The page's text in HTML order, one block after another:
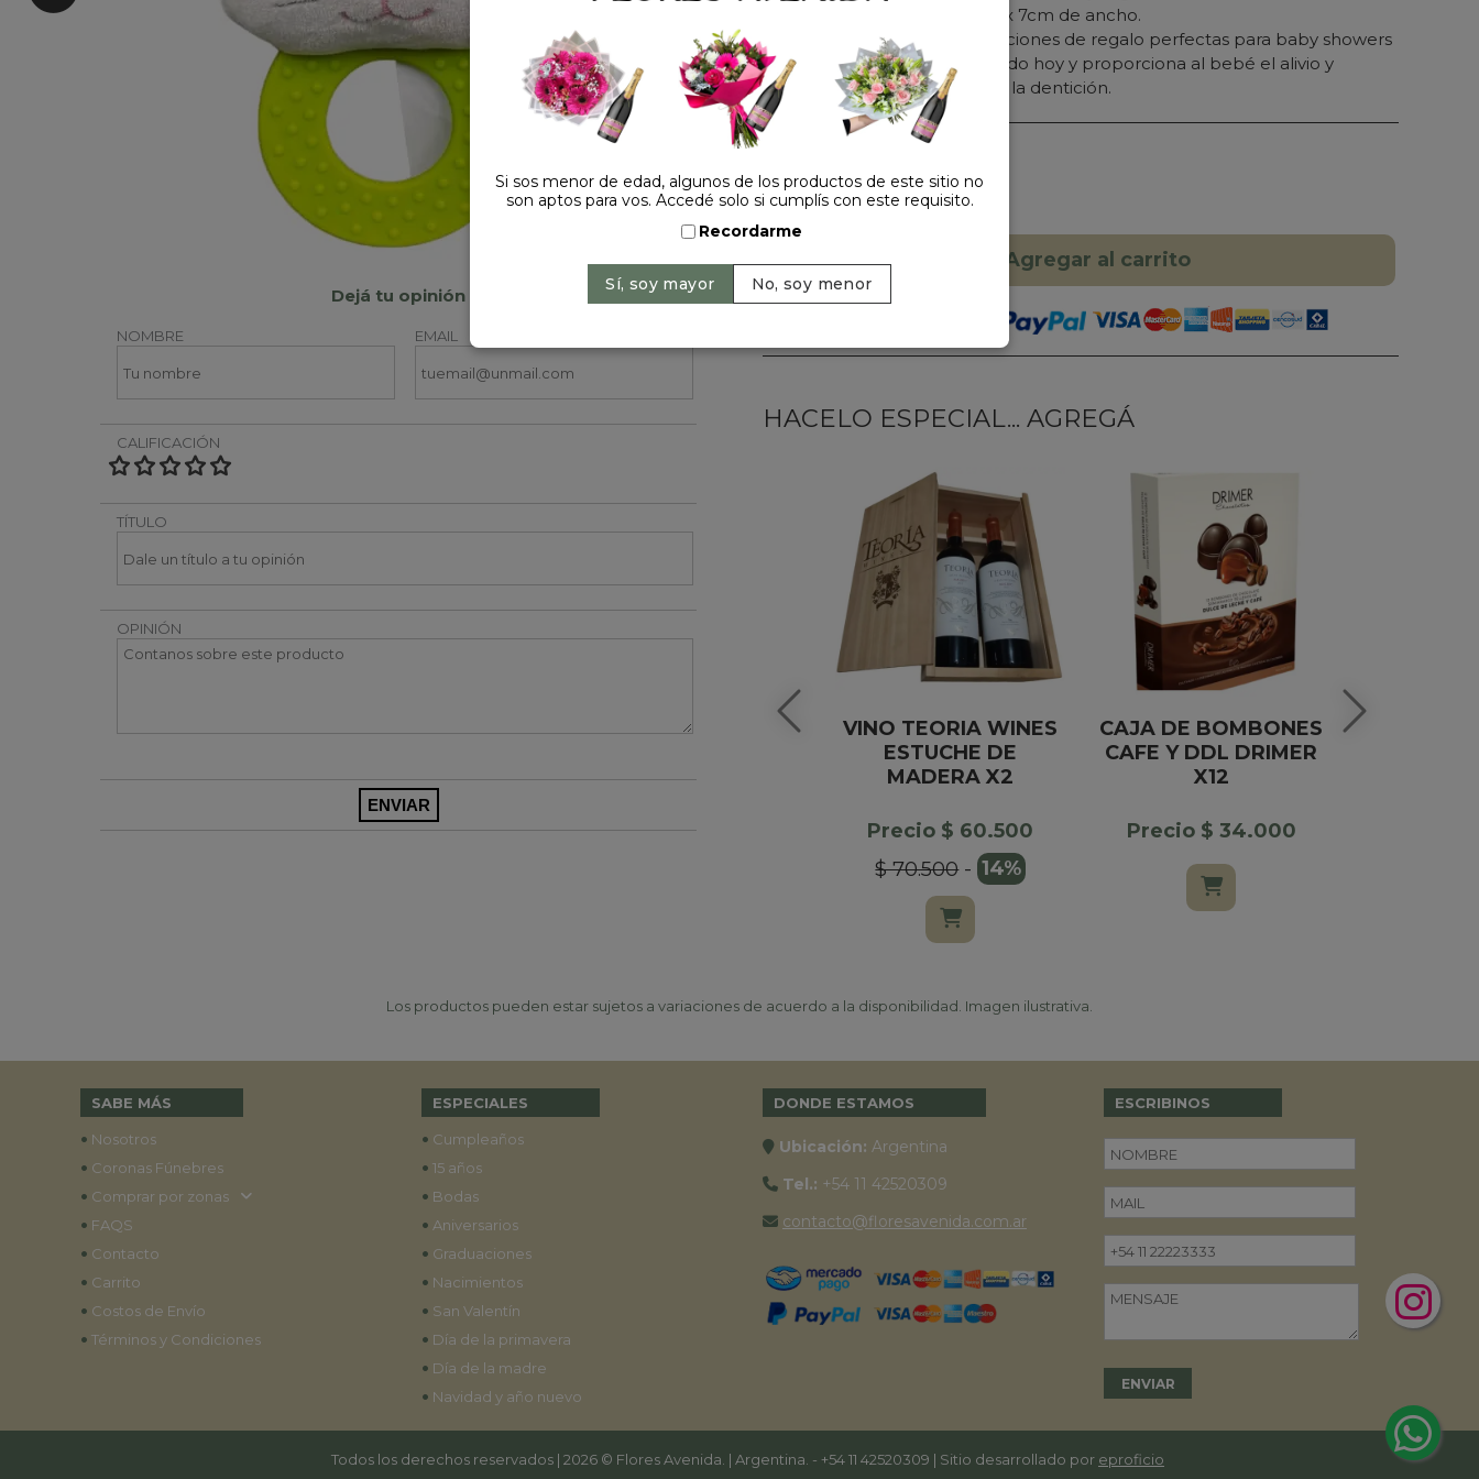
Dejá tu opinión
NOMBRE EMAIL
CALIFICACIÓN
TÍTULO
OPINIÓN
Medidas aprox. 12cm de alto x 7cm de ancho.
Ofrecemos envío rápido y opciones de regalo perfectas para baby showers
y nuevas mamás. Haz tu pedido hoy y proporciona al bebé el alivio y
confort que necesita durante la dentición.
Cantidad:
Agregar al carrito
HACELO ESPECIAL... AGREGÁ
VINO TEORIA WINES
ESTUCHE DE
MADERA X2
Precio $ 60.500
$ 70.500-14%
CAJA DE BOMBONES
CAFE Y DDL DRIMER
X12
Precio $ 34.000
Los productos pueden estar sujetos a variaciones de acuerdo a la disponibilidad. Imagen ilustrativa.
SABE MÁS
• Nosotros
• Coronas Fúnebres
• Comprar por zonas
• FAQS
• Contacto
• Carrito
• Costos de Envío
• Términos y Condiciones
ESPECIALES
• Cumpleaños
• 15 años
• Bodas
• Aniversarios
• Graduaciones
• Nacimientos
• San Valentín
• Día de la primavera
• Día de la madre
• Navidad y año nuevo
DONDE ESTAMOS
Ubicación: Argentina
Tel.: +54 11 42520309
contacto@floresavenida.com.ar
ESCRIBINOS
Todos los derechos reservados | 2026 © Flores Avenida. | Argentina. - +54 11 42520309 | Sitio desarrollado por eproficio
Si sos menor de edad, algunos de los productos de este sitio no
son aptos para vos. Accedé solo si cumplís con este requisito.
Recordarme